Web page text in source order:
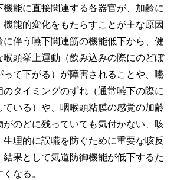
能に直接関連する各器官が、加齢に
能的変化をもたらすことが主な原因
に伴う嚥下関連筋の機能低下から、健
喉頭挙上運動（飲み込みの際にのどぼ
って下がる）が障害されることや、嚥
タイミングのずれ（通常嚥下の際に
ている）や、咽喉頭粘膜の感覚の加齢
がのどに残っていても気付かない、咳
理的に誤嚥を防ぐために重要な咳反
果として気道防御機能が低下するた
なる。